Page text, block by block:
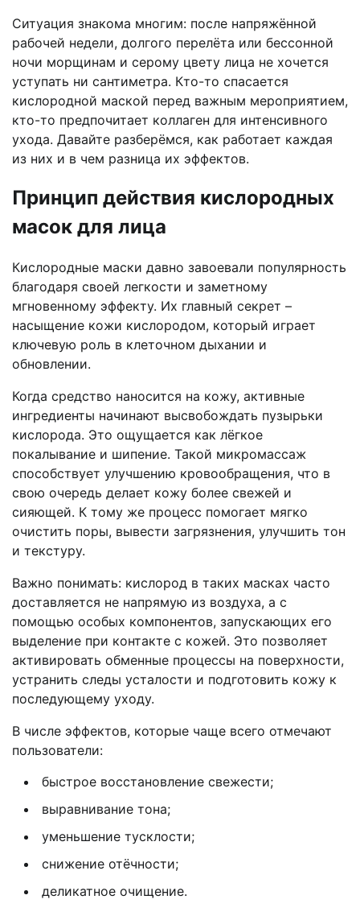
Ситуация знакома многим: после напряжённой
рабочей недели, долгого перелёта или бессонной
ночи морщинам и серому цвету лица не хочется
уступать ни сантиметра. Кто-то спасается
кислородной маской перед важным мероприятием,
кто-то предпочитает коллаген для интенсивного
ухода. Давайте разберёмся, как работает каждая
из них и в чем разница их эффектов.
Принцип действия кислородных
масок для лица
Кислородные маски давно завоевали популярность
благодаря своей легкости и заметному
мгновенному эффекту. Их главный секрет –
насыщение кожи кислородом, который играет
ключевую роль в клеточном дыхании и
обновлении.
Когда средство наносится на кожу, активные
ингредиенты начинают высвобождать пузырьки
кислорода. Это ощущается как лёгкое
покалывание и шипение. Такой микромассаж
способствует улучшению кровообращения, что в
свою очередь делает кожу более свежей и
сияющей. К тому же процесс помогает мягко
очистить поры, вывести загрязнения, улучшить тон
и текстуру.
Важно понимать: кислород в таких масках часто
доставляется не напрямую из воздуха, а с
помощью особых компонентов, запускающих его
выделение при контакте с кожей. Это позволяет
активировать обменные процессы на поверхности,
устранить следы усталости и подготовить кожу к
последующему уходу.
В числе эффектов, которые чаще всего отмечают
пользователи:
быстрое восстановление свежести;
выравнивание тона;
уменьшение тусклости;
снижение отёчности;
деликатное очищение.